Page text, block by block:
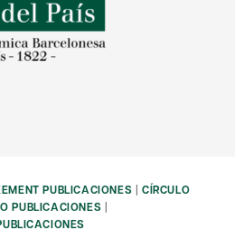
PUBLICACIONES |CÍRCULO
PUBLICACIONES |